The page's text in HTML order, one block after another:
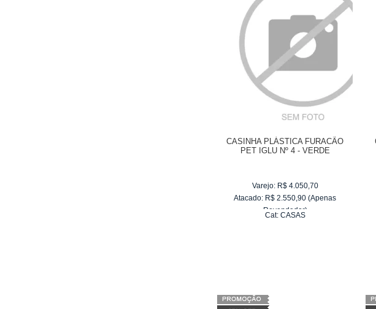
CASINHA PLÁSTICA FURACÃO
PET IGLU Nº 4 - VERDE
Varejo: R$ 4.050,70
Atacado: R$ 2.550,90 (Apenas
Revendedor)
Cat: CASAS